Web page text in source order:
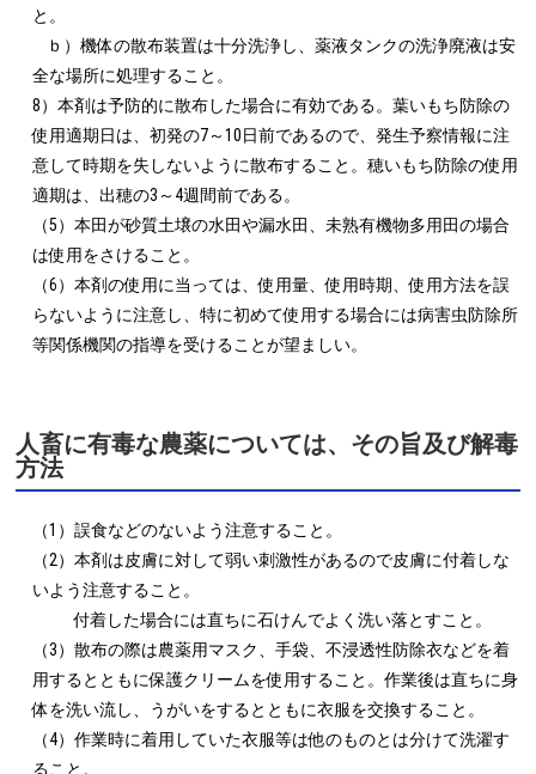
と。
全な場所に処理すること。
8）本剤は予防的に散布した場合に有効である。葉いもち防除の
使用適期日は、初発の7～10日前であるので、発生予察情報に注
意して時期を失しないように散布すること。穂いもち防除の使用
適期は、出穂の3～4週間前である。
（5）本田が砂質土壌の水田や漏水田、未熟有機物多用田の場合
は使用をさけること。
（6）本剤の使用に当っては、使用量、使用時期、使用方法を誤
らないように注意し、特に初めて使用する場合には病害虫防除所
等関係機関の指導を受けることが望ましい。
人畜に有毒な農薬については、その旨及び解毒
方法
（1）誤食などのないよう注意すること。
（2）本剤は皮膚に対して弱い刺激性があるので皮膚に付着しな
いよう注意すること。
付着した場合には直ちに石けんでよく洗い落とすこと。
（3）散布の際は農薬用マスク、手袋、不浸透性防除衣などを着
用するとともに保護クリームを使用すること。作業後は直ちに身
体を洗い流し、うがいをするとともに衣服を交換すること。
（4）作業時に着用していた衣服等は他のものとは分けて洗濯す
ること。